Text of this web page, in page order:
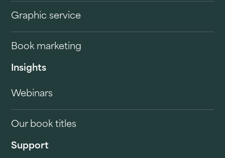
Graphic service
Book marketing
Insights
Webinars
Our book titles
Support